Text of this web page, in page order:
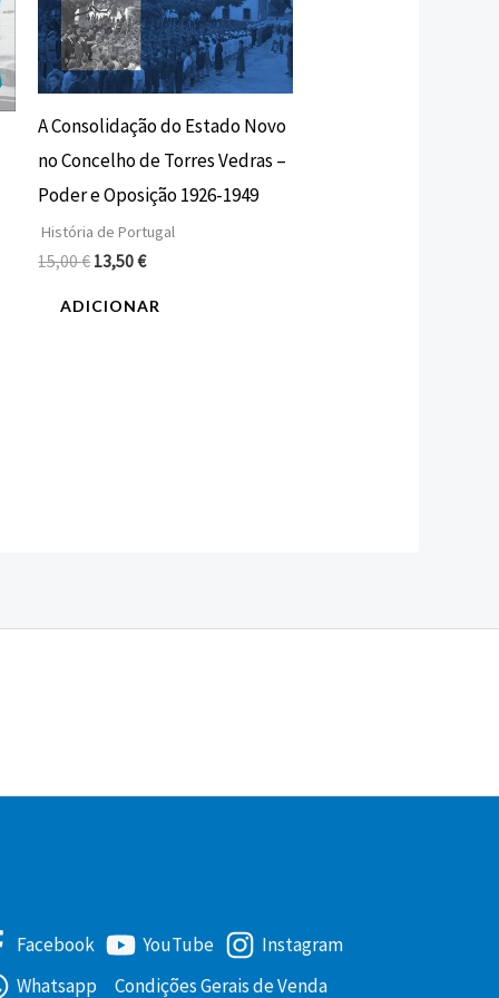
A Consolidação do Estado Novo
no Concelho de Torres Vedras –
Poder e Oposição 1926-1949
História de Portugal
15,00€13,50€
ADICIONAR
Facebook YouTube
Instagram
Whatsapp
Condições Gerais de Venda